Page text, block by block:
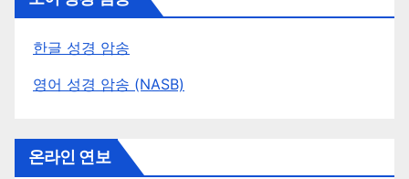
한글 성경 암송
영어 성경 암송 (NASB)
온라인 연보